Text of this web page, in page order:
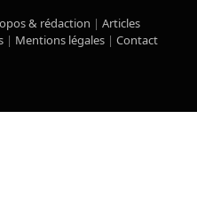
& rédaction | Articles
| Mentions légales | Contact